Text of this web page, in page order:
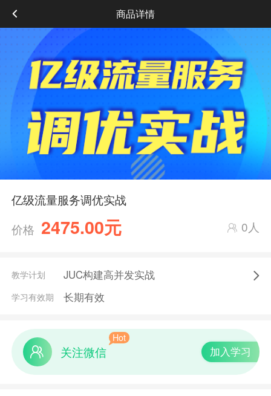
商品详情
亿级流量服务调优实战
价格 2475.00元 0人
教学计划 JUC构建高并发实战
学习有效期 长期有效
关注微信
Hot
加入学习